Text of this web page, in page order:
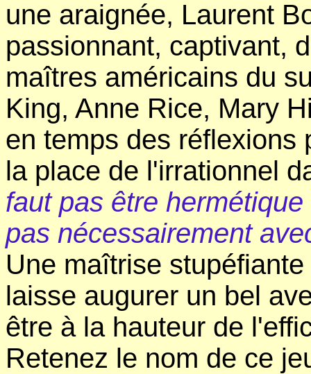
une araignée, Laurent
passionnant, captivant,
maîtres américains du
King, Anne Rice, Mary
en temps des réflexions
la place de l'irrationnel
faut pas être
pas nécessairement
Une maîtrise
laisse augurer un bel
être à la hauteur de
Retenez le nom de ce